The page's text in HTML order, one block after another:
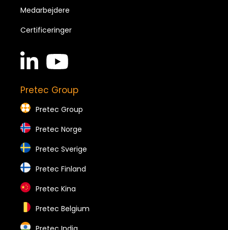
Medarbejdere
Certificeringer
linkedin
in
Pretec Group
Pretec Group
Pretec Norge
Pretec Sverige
Pretec Finland
Pretec Kina
Pretec Belgium